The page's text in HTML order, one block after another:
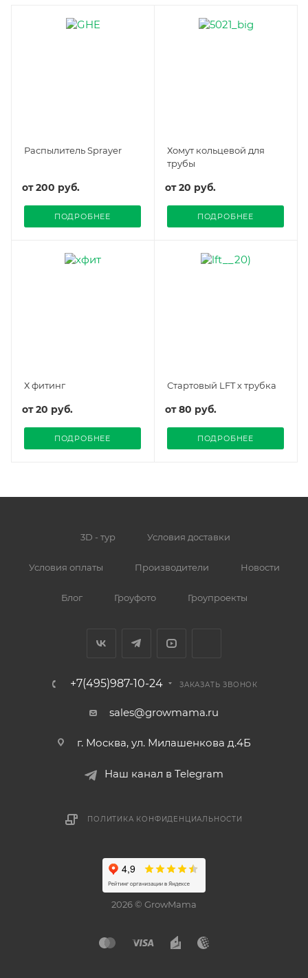
Распылитель Sprayer
от200 руб.
ПОДРОБНЕЕ
Хомут кольцевой для
трубы
от20 руб.
ПОДРОБНЕЕ
Х фитинг
от20 руб.
ПОДРОБНЕЕ
Стартовый LFT х трубка
от80 руб.
ПОДРОБНЕЕ
3D - тур Условия доставки
Условия оплаты Производители Новости
Блог Гроуфото Гроупроекты
+7(495)987-10-24 ЗАКАЗАТЬ ЗВОНОК
sales@growmama.ru
г. Москва, ул. Милашенкова д.4Б
Наш канал в Telegram
ПОЛИТИКА КОНФИДЕНЦИАЛЬНОСТИ
2026 © GrowMama